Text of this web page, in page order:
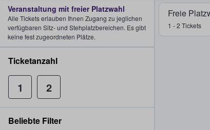
Freie
1 - 2 Tickets
Veranstaltung mit freier Platzwahl
Alle Tickets erlauben Ihnen Zugang zu jeglichen
verfügbaren Sitz- und Stehplatzbereichen. Es gibt
keine fest zugeordneten Plätze.
Ticketanzahl
1 2
Beliebte Filter